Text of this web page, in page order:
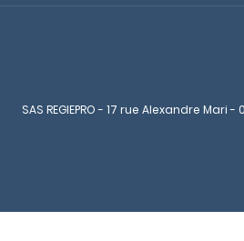
SAS REGIEPRO - 17 rue Alexandre Mari